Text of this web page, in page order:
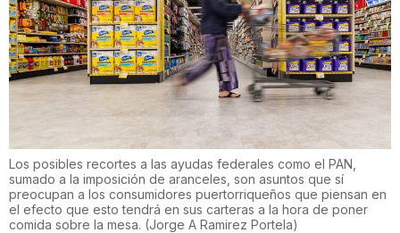
Los posibles recortes a las ayudas federales como el PAN,
sumado a la imposición de aranceles, son asuntos que sí
preocupan a los consumidores puertorriqueños que piensan en
el efecto que esto tendrá en sus carteras a la hora de poner
comida sobre la mesa. (Jorge A Ramirez Portela)